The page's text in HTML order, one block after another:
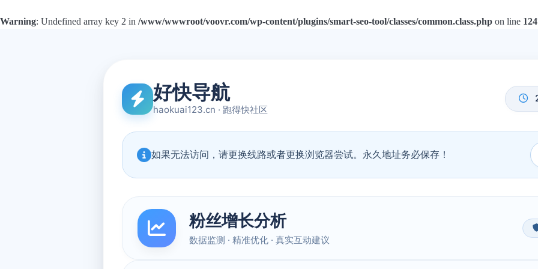
Warning: Undefined array key 2 in /www/wwwroot/voovr.com/wp-content/plugins/smart-seo-tool/classes/common.class.php on line